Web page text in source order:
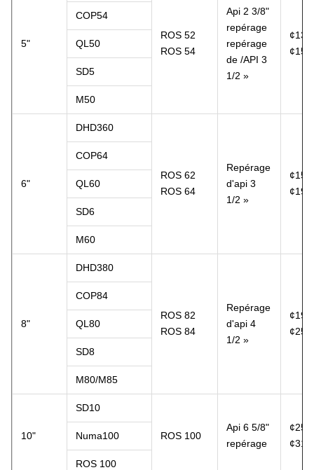
5"
ROS 52
ROS 54
Api 2 3/8"
repérage
repérage
de /API 3
1/2 »
COP54
QL50
SD5
M50
6"
DHD360
ROS 62
ROS 64
Repérage
d'api 3
1/2 »
COP64
QL60
SD6
M60
8"
DHD380
ROS 82
ROS 84
Repérage
d'api 4
1/2 »
COP84
QL80
SD8
M80/M85
10"
SD10
ROS 100
Api 6 5/8"
repérage
Numa100
ROS 100